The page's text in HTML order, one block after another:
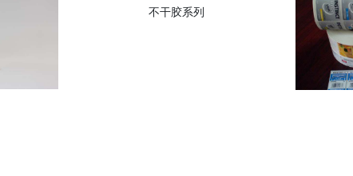
不干胶系列